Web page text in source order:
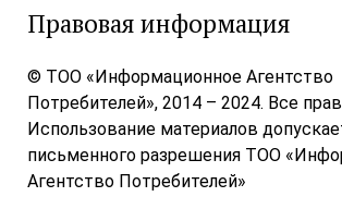
Правовая информация
© ТОО «Информационное Агентство
Потребителей», 2014 – 2024. Все
Использование материалов
письменного разрешения ТОО
Агентство Потребителей»